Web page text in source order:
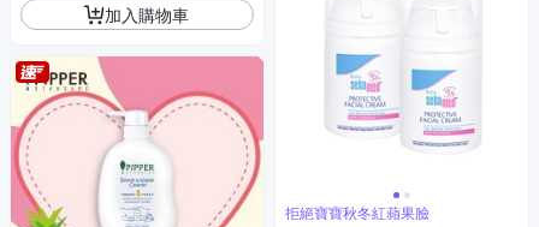
加入購物車
拒絕寶寶秋冬紅蘋果臉